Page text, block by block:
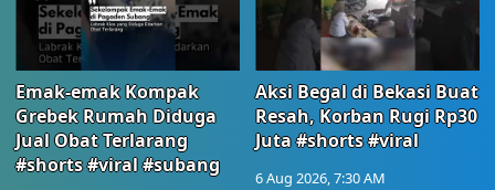
Emak-emak Kompak
Grebek Rumah Diduga
Jual Obat Terlarang
#shorts #viral #subang
Aksi Begal di Bekasi Buat
Resah, Korban Rugi Rp30
Juta #shorts #viral
6 Aug 2026, 7:30 AM